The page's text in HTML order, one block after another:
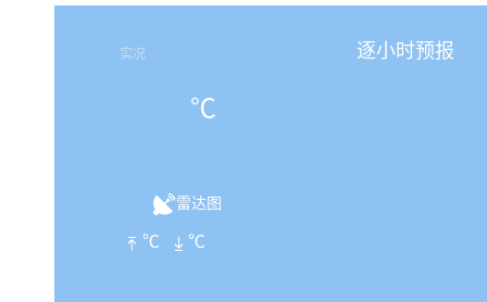
实况
℃
雷达图
℃ ℃
逐小时预报